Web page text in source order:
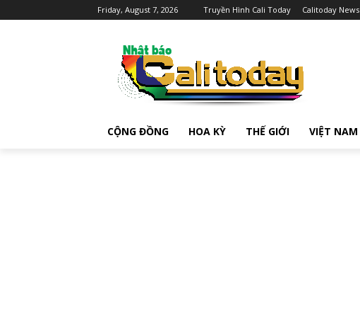
Friday, August 7, 2026 Truyền Hình Cali Today Calitoday News
CỘNG ĐỒNG HOA KỲ THẾ GIỚI VIỆT NAM